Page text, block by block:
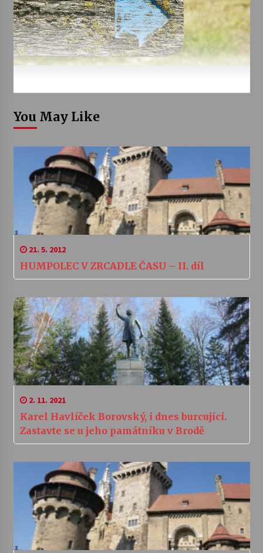
You May Like
21. 5. 2012
HUMPOLEC V ZRCADLE ČASU – II. díl
2. 11. 2021
Karel Havlíček Borovský, i dnes burcující.
Zastavte se u jeho památníku v Brodě